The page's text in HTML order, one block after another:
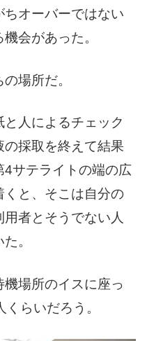
ちオーバーではない
会があった。
場所だ。
人によるチェック
採取を終えて結果
サテライトの端の広
くと、そこは自分の
者とそうでない人
。
場所のイスに座っ
らいだろう。